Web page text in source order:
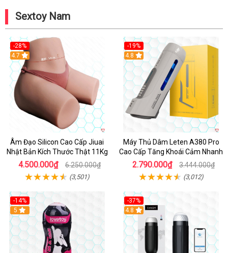
Sextoy Nam
-28%
4.7
Âm Đạo Silicon Cao Cấp Jiuai
Nhật Bản Kích Thước Thật 11Kg
4.500.000₫ 6.250.000₫
(3,501)
-19%
Hot
4.8
Máy Thủ Dâm Leten A380 Pro
Cao Cấp Tăng Khoái Cảm Nhanh
2.790.000₫ 3.444.000₫
(3,012)
-14%
Hot
5
-37%
4.8